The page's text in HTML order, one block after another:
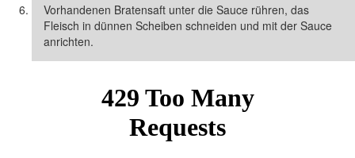
Vorhandenen Bratensaft unter die Sauce rühren, das
Fleisch in dünnen Scheiben schneiden und mit der Sauce
anrichten.